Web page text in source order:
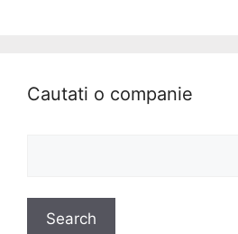
Cautati o companie